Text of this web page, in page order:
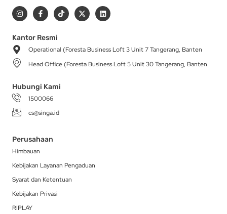
I
n
s
a
g
r
a
m
F
a
c
b
o
-
T
i
k
X
-
t
t
r
L
i
n
i
Kantor Resmi
Operational (Foresta Business Loft 3 Unit 7 Tangerang, Banten
Head Office (Foresta Business Loft 5 Unit 30 Tangerang, Banten
Hubungi Kami
1500066
cs@singa.id
Perusahaan
Himbauan
Kebijakan Layanan Pengaduan
Syarat dan Ketentuan
Kebijakan Privasi
RIPLAY